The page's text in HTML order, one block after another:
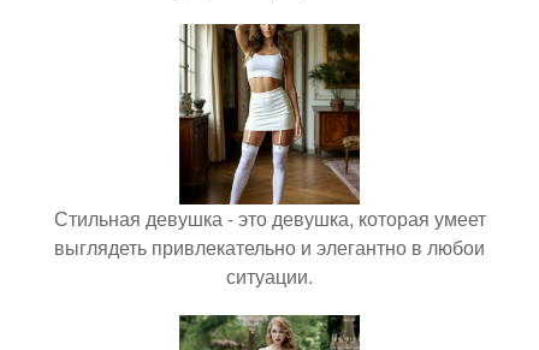
Стильная девушка - это девушка, которая умеет
выглядеть привлекательно и элегантно в любои
ситуации.